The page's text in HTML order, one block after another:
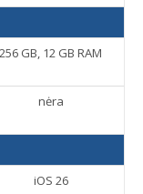
256 GB, 12 GB RAM
nėra
iOS 26